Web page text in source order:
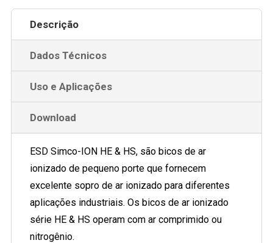
Descrição
Dados Técnicos
Uso e Aplicações
Download
ESD Simco-ION HE & HS, são bicos de ar
ionizado de pequeno porte que fornecem
excelente sopro de ar ionizado para diferentes
aplicações industriais. Os bicos de ar ionizado
série HE & HS operam com ar comprimido ou
nitrogênio.